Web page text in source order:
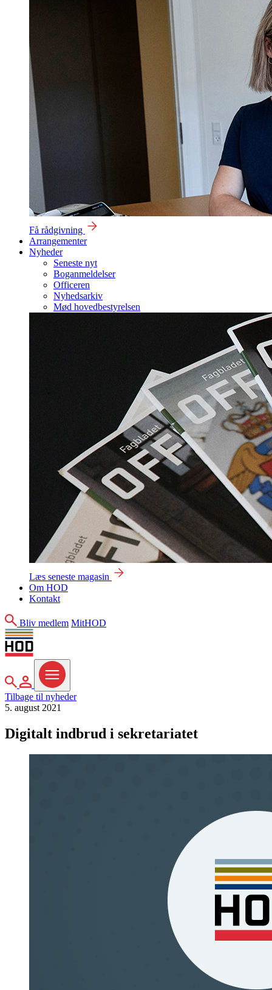
Få rådgivning
Arrangementer
Nyheder
Seneste nyt
Boganmeldelser
Officeren
Nyhedsarkiv
Mød hovedbestyrelsen
Læs seneste magasin
Om HOD
Kontakt
Søg
Bliv medlem MitHOD
MitHOD
Menu
Tilbage til nyheder
5. august 2021
Digitalt indbrud i sekretariatet